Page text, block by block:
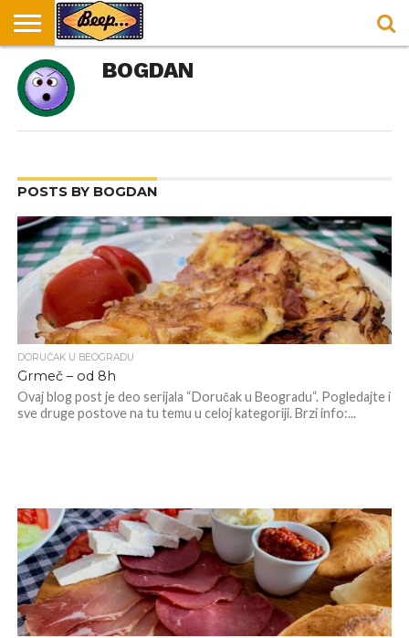
HOME
DORUČAK
U
BEOGRADU
SVAKODNEVICA
ENTERTAINMENT
LOKACIJE
ZA
DORUČAK
HRANA I
RECEPTI
NEPUSACKI
LOKALI
BOGDAN
POSTS BY BOGDAN
DORUČAK U BEOGRADU
Grmeč – od 8h
Ovaj blog post je deo serijala “Doručak u Beogradu“. Pogledajte i
sve druge postove na tu temu u celoj kategoriji. Brzi info:...